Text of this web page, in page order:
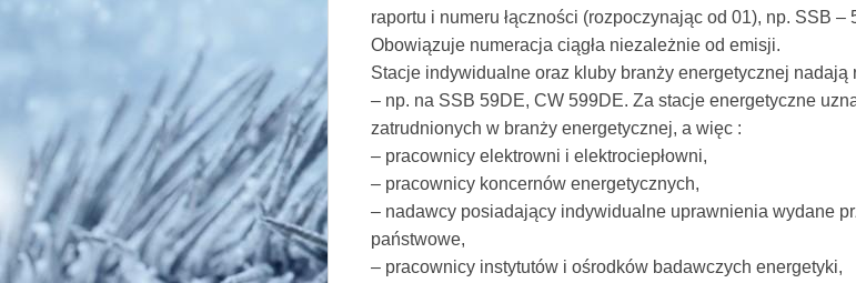
raportu i numeru łączności (rozpoczynając od 01), np. SSB –
Obowiązuje numeracja ciągła niezależnie od emisji.
Stacje indywidualne oraz kluby branży energetycznej nadają
– np. na SSB 59DE, CW 599DE. Za stacje energetyczne
zatrudnionych w branży energetycznej, a więc :
– pracownicy elektrowni i elektrociepłowni,
– pracownicy koncernów energetycznych,
– nadawcy posiadający indywidualne uprawnienia wydane
państwowe,
– pracownicy instytutów i ośrodków badawczych energetyki,